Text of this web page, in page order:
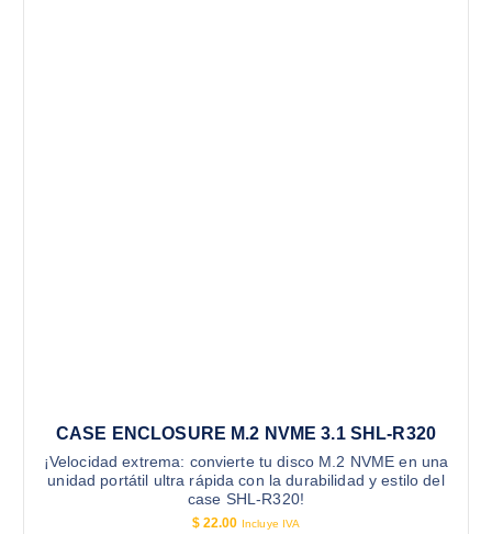
CASE ENCLOSURE M.2 NVME 3.1 SHL-R320
¡Velocidad extrema: convierte tu disco M.2 NVME en una
unidad portátil ultra rápida con la durabilidad y estilo del
case SHL-R320!
$22.00 Incluye IVA